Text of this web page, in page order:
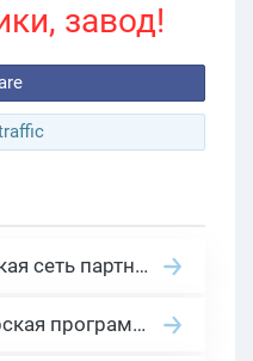
завод!
SalesDoubler: украинская сеть партнерских программ с оплатой за действие
Partners 1win: партнерская программа казино в нише гемблинг арбитраж